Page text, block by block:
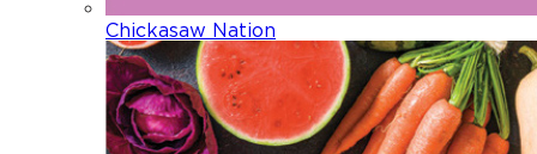
Chickasaw Nation